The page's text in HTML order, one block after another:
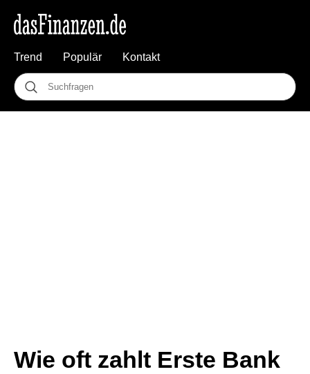
Trend Populär Kontakt
Wie oft zahlt Erste Bank